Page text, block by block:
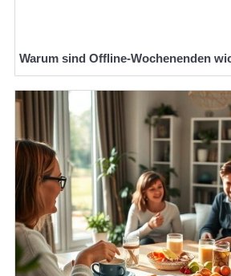
Warum sind Offline-Wochenenden